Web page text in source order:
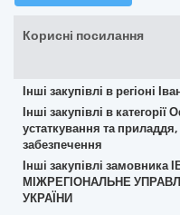
Корисні посилання
Інші закупівлі в регіоні
Інші закупівлі в
устаткування та
забезпечення
Інші закупівлі
МІЖРЕГІОНАЛЬНЕ
УКРАЇНИ